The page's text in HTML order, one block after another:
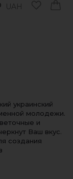
UAH
украинский
молодежи.
и
Ваш вкус.
создания